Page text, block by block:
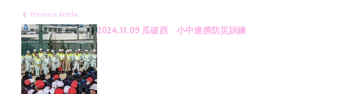
Previous Article
2024.11.09 瓜破西 小中連携防災訓練